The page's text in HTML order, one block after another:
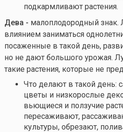
подкармливают растения.
Дева - малоплодородный знак.
влиянием заниматься
посаженные в такой день,
но не дают большого урожая.
такие растения, которые не
Что делают в такой день:
цветы и низкорослые
вьющиеся и ползучие
пересаживают,
культуры, обрезают,